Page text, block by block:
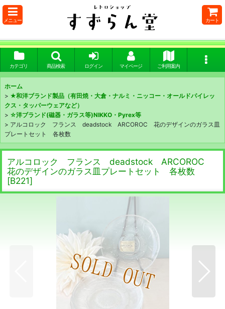
メニュー カート
カテゴリ 商品検索 ログイン マイページ ご利用案内
ホーム
> ★和洋ブランド製品（有田焼・大倉・ナルミ・ニッコー・オールドパイレッ
クス・タッパーウェアなど）
> ☆洋ブランド(磁器・ガラス等)NIKKO・Pyrex等
> アルコロック フランス deadstock ARCOROC 花のデザインのガラス皿
プレートセット 各枚数
アルコロック フランス deadstock ARCOROC
花のデザインのガラス皿プレートセット 各枚数
[B221]